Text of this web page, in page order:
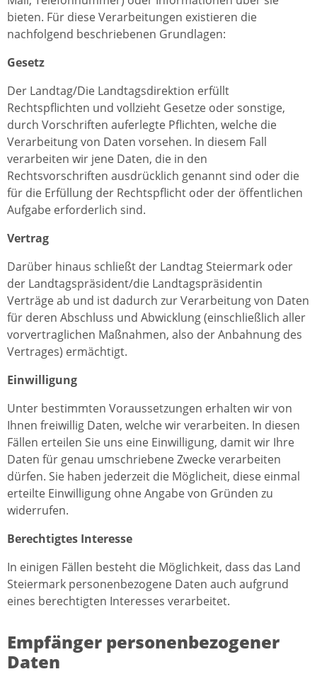
bieten. Für diese Verarbeitungen existieren die
nachfolgend beschriebenen Grundlagen:
Gesetz
Der Landtag/Die Landtagsdirektion erfüllt
Rechtspflichten und vollzieht Gesetze oder sonstige,
durch Vorschriften auferlegte Pflichten, welche die
Verarbeitung von Daten vorsehen. In diesem Fall
verarbeiten wir jene Daten, die in den
Rechtsvorschriften ausdrücklich genannt sind oder die
für die Erfüllung der Rechtspflicht oder der öffentlichen
Aufgabe erforderlich sind.
Vertrag
Darüber hinaus schließt der Landtag Steiermark oder
der Landtagspräsident/die Landtagspräsidentin
Verträge ab und ist dadurch zur Verarbeitung von Daten
für deren Abschluss und Abwicklung (einschließlich aller
vorvertraglichen Maßnahmen, also der Anbahnung des
Vertrages) ermächtigt.
Einwilligung
Unter bestimmten Voraussetzungen erhalten wir von
Ihnen freiwillig Daten, welche wir verarbeiten. In diesen
Fällen erteilen Sie uns eine Einwilligung, damit wir Ihre
Daten für genau umschriebene Zwecke verarbeiten
dürfen. Sie haben jederzeit die Möglicheit, diese einmal
erteilte Einwilligung ohne Angabe von Gründen zu
widerrufen.
Berechtigtes Interesse
In einigen Fällen besteht die Möglichkeit, dass das Land
Steiermark personenbezogene Daten auch aufgrund
eines berechtigten Interesses verarbeitet.
Empfänger personenbezogener
Daten